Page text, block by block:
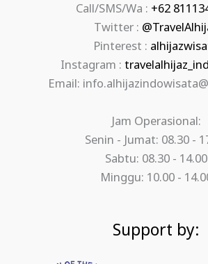
Call/SMS/Wa : +62
Twitter :
Pinterest :
Instagram :
Email:
Jam Operasional:
Senin - Jumat: 08.30 -
Sabtu: 08.30 - 14.00
Minggu: 10.00 -
Support by: